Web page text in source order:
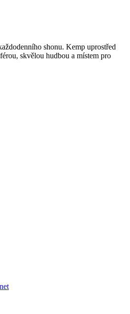
shonu. Kemp uprostřed
skvělou hudbou a místem pro